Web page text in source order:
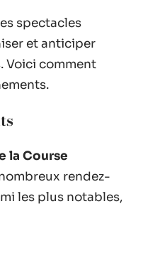
spectacles
et anticiper
Voici comment
la Course
rendez-
les plus notables,